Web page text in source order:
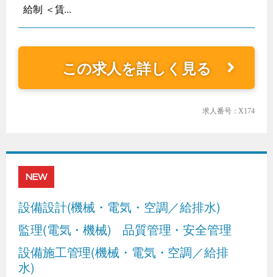
給制 ＜賃...
この求人を詳しく見る
求人番号：X174
NEW
設備設計(機械・電気・空調／給排水)
監理(電気・機械)
品質管理・安全管理
設備施工管理(機械・電気・空調／給排
水)